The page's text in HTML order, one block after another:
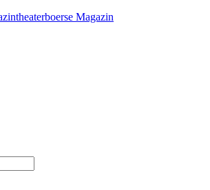
theaterboerse Magazin